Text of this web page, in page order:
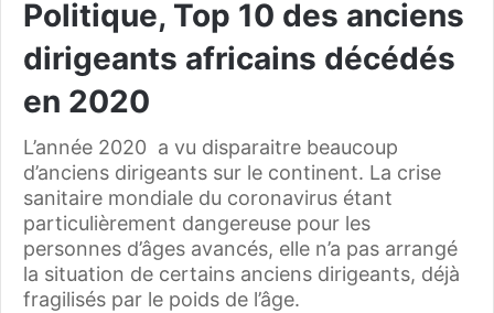
Politique, Top 10 des anciens
dirigeants africains décédés
en 2020
L’année 2020 a vu disparaitre beaucoup
d’anciens dirigeants sur le continent. La crise
sanitaire mondiale du coronavirus étant
particulièrement dangereuse pour les
personnes d’âges avancés, elle n’a pas arrangé
la situation de certains anciens dirigeants, déjà
fragilisés par le poids de l’âge.